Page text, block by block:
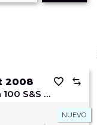
2008
Style Gasolina 100 S&S 6 Vel. MAN
NUEVO